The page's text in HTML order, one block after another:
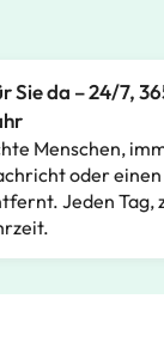
Sie da – 24/7,
Menschen,
oder
Jeden Tag,